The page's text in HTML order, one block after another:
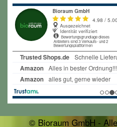
© Bioraum GmbH -